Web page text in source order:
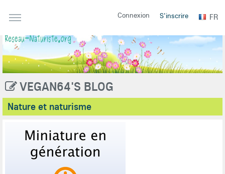
Connexion S'inscrire FR
VEGAN64'S BLOG
Nature et naturisme